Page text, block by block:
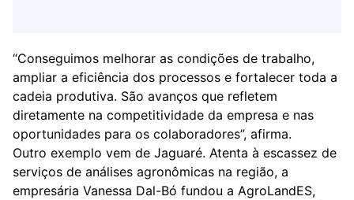
“Conseguimos melhorar as condições de trabalho,
ampliar a eficiência dos processos e fortalecer toda a
cadeia produtiva. São avanços que refletem
diretamente na competitividade da empresa e nas
oportunidades para os colaboradores”, afirma.
Outro exemplo vem de Jaguaré. Atenta à escassez de
serviços de análises agronômicas na região, a
empresária Vanessa Dal-Bó fundou a AgroLandES,